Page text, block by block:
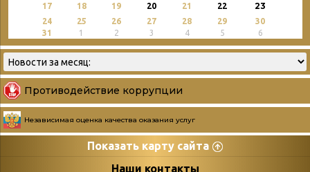
17
18 19 20 21 22 23
24 25 26 27 28 29
30
31
1 2 3 4 5 6
Противодействие коррупции
Независимая оценка качества оказания услуг
Показать карту сайта
СтраницыНаши контакты